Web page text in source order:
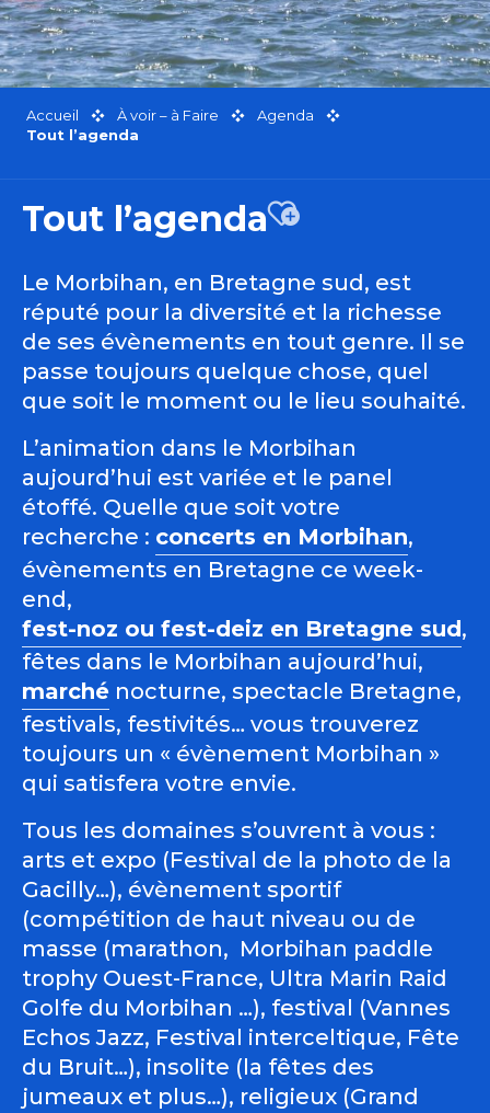
Accueil À voir – à Faire
Agenda
Tout l’agenda
Tout l’agendaAjouter aux
Le Morbihan, en Bretagne sud, est
réputé pour la diversité et la richesse
de ses évènements en tout genre. Il se
passe toujours quelque chose, quel
que soit le moment ou le lieu souhaité.
L’animation dans le Morbihan
aujourd’hui est variée et le panel
étoffé. Quelle que soit votre
recherche : concerts en Morbihan,
évènements en Bretagne ce week-
end,
fest-noz ou fest-deiz en Bretagne sud,
fêtes dans le Morbihan aujourd’hui,
marché nocturne, spectacle Bretagne,
festivals, festivités… vous trouverez
toujours un « évènement Morbihan »
qui satisfera votre envie.
Tous les domaines s’ouvrent à vous :
arts et expo (Festival de la photo de la
Gacilly…), évènement sportif
(compétition de haut niveau ou de
masse (marathon, Morbihan paddle
trophy Ouest-France, Ultra Marin Raid
Golfe du Morbihan …), festival (Vannes
Echos Jazz, Festival interceltique, Fête
du Bruit…), insolite (la fêtes des
jumeaux et plus…), religieux (Grand